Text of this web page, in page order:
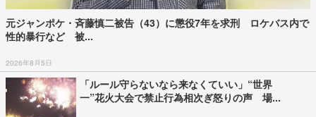
元ジャンポケ・斉藤慎二被告（43）に懲役7年を求刑 ロケバス内で
性的暴行など 被...
2026年8月5日
「ルール守らないなら来なくていい」“世界
一”花火大会で禁止行為相次ぎ怒りの声 場...